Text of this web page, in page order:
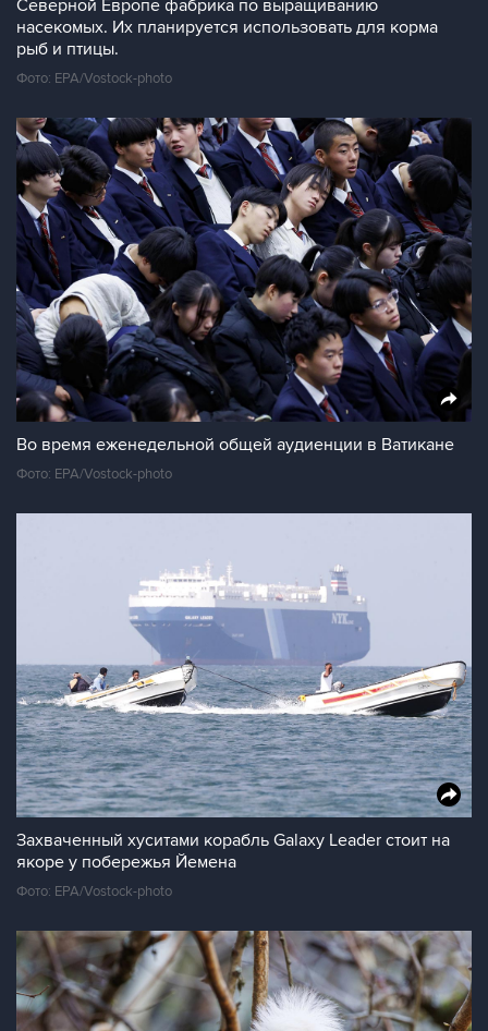
Северной Европе фабрика по выращиванию
насекомых. Их планируется использовать для корма
рыб и птицы.
Фото: EPA/Vostock-photo
Во время еженедельной общей аудиенции в Ватикане
Фото: EPA/Vostock-photo
Захваченный хуситами корабль Galaxy Leader стоит на
якоре у побережья Йемена
Фото: EPA/Vostock-photo